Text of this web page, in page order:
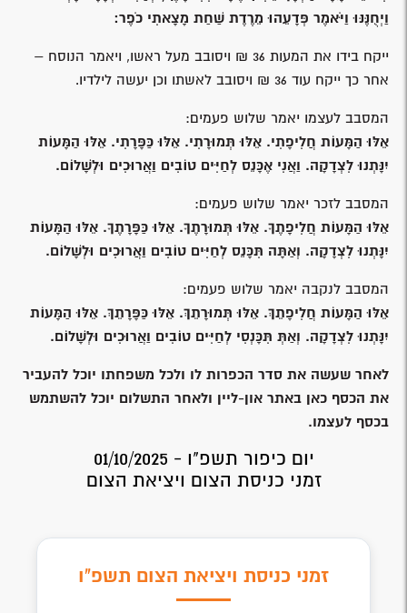
וַיְחֻנֶּנּוּ וַיֹּאמֶר פְּדָעֵהוּ מֵרֶדֶת שַׁחַת מָצָאתִי כֹפֶר:
ייקח בידו את המעות 36 ₪ ויסובב מעל ראשו, ויאמר הנוסח –
אחר כך ייקח עוד 36 ₪ ויסובב לאשתו וכן יעשה לילדיו.
המסבב לעצמו יאמר שלוש פעמים:
אֵלּוּ הַמָּעוֹת חֲלִיפָתִי. אֵלּוּ תְּמוּרָתִי. אֵלּוּ כַּפָּרָתִי. אֵלּוּ הַמָּעוֹת
יִנָּתְנוּ לִצְדָקָה. וַאֲנִי אֶכָּנֵס לְחַיִּים טוֹבִים וַאֲרוּכִים וּלְשָׁלוֹם.
המסבב לזכר יאמר שלוש פעמים:
אֵלּוּ הַמָּעוֹת חֲלִיפָתֶךָ. אֵלּוּ תְּמוּרָתֶךָ. אֵלּוּ כַּפָּרָתֶךָ. אֵלּוּ הַמָּעוֹת
יִנָּתְנוּ לִצְדָקָה. וְאַתָּה תִּכָּנֵס לְחַיִּים טוֹבִים וַאֲרוּכִים וּלְשָׁלוֹם.
המסבב לנקבה יאמר שלוש פעמים:
אֵלּוּ הַמָּעוֹת חֲלִיפָתֵךְ. אֵלּוּ תְּמוּרָתֵךְ. אֵלּוּ כַּפָּרָתֵךְ. אֵלּוּ הַמָּעוֹת
יִנָּתְנוּ לִצְדָקָה. וְאַתְּ תִּכָּנְסִי לְחַיִּים טוֹבִים וַאֲרוּכִים וּלְשָׁלוֹם.
לאחר שעשה את סדר הכפרות לו ולכל משפחתו יוכל להעביר
את הכסף כאן באתר און-ליין ולאחר התשלום יוכל להשתמש
בכסף לעצמו.
יום כיפור תשפ"ו - 01/10/2025
זמני כניסת הצום ויציאת הצום
זמני כניסת ויציאת הצום תשפ"ו